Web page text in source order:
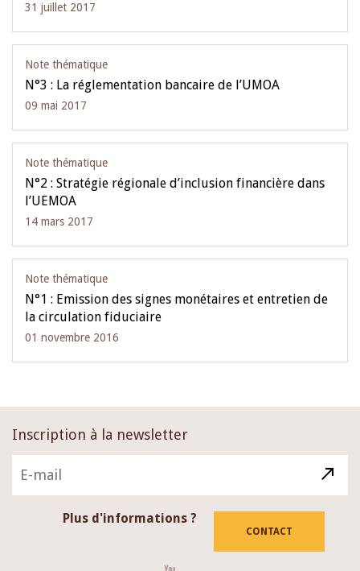
31 juillet 2017
Note thématique
N°3 : La réglementation bancaire de l’UMOA
09 mai 2017
Note thématique
N°2 : Stratégie régionale d’inclusion financière dans
l’UEMOA
14 mars 2017
Note thématique
N°1 : Emission des signes monétaires et entretien de
la circulation fiduciaire
01 novembre 2016
Inscription à la newsletter
Plus d'informations ?
CONTACT